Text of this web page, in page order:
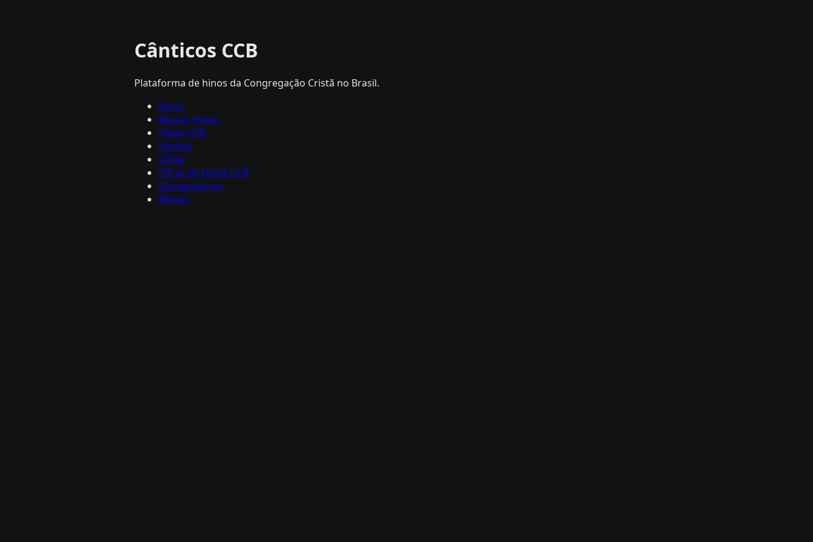
Cânticos CCB
Plataforma de hinos da Congregação Cristã no Brasil.
Início
Buscar Hinos
Hinos CCB
Hinário
Cifras
Cifras de Hinos CCB
Compositores
Álbuns